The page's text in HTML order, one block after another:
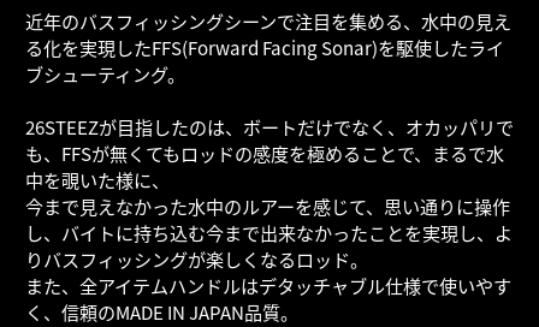
近年のバスフィッシングシーンで注目を集める、水中の見え
る化を実現したFFS(Forward Facing Sonar)を駆使したライ
ブシューティング。
26STEEZが目指したのは、ボートだけでなく、オカッパリで
も、FFSが無くてもロッドの感度を極めることで、まるで水
中を覗いた様に、
今まで見えなかった水中のルアーを感じて、思い通りに操作
し、バイトに持ち込む今まで出来なかったことを実現し、よ
りバスフィッシングが楽しくなるロッド。
また、全アイテムハンドルはデタッチャブル仕様で使いやす
く、信頼のMADE IN JAPAN品質。